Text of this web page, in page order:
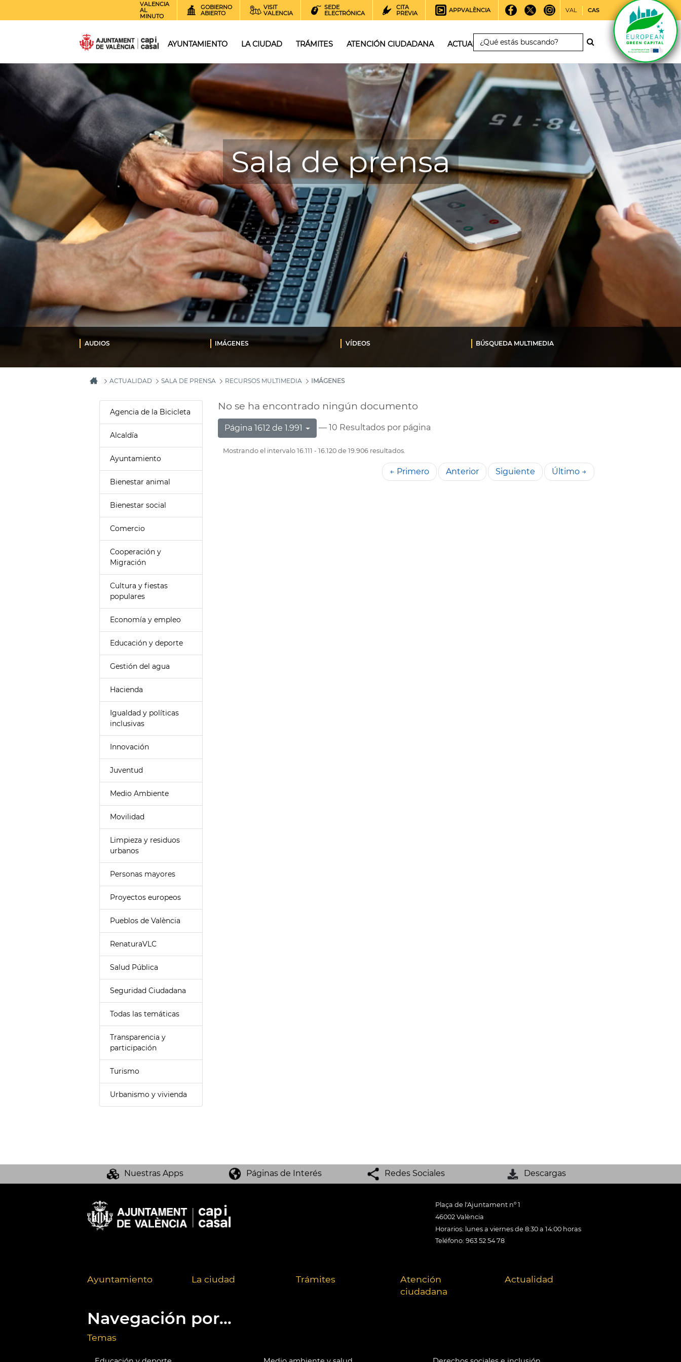
VALENCIA
AL
MINUTO
GOBIERNO
ABIERTO
VISIT
VALENCIA
SEDE
ELECTRÓNICA
CITA
PREVIA
APPVALÈNCIA VAL CAS
AYUNTAMIENTO LA CIUDAD TRÁMITES ATENCIÓN CIUDADANA ACTUALIDAD
Sala de prensa
AUDIOS IMÁGENES VÍDEOS BÚSQUEDA MULTIMEDIA
ACTUALIDAD SALA DE PRENSA RECURSOS MULTIMEDIA IMÁGENES
Agencia de la Bicicleta
Alcaldía
Ayuntamiento
Bienestar animal
Bienestar social
Comercio
Cooperación y
Migración
Cultura y fiestas
populares
Economía y empleo
Educación y deporte
Gestión del agua
Hacienda
Igualdad y políticas
inclusivas
Innovación
Juventud
Medio Ambiente
Movilidad
Limpieza y residuos
urbanos
Personas mayores
Proyectos europeos
Pueblos de València
RenaturaVLC
Salud Pública
Seguridad Ciudadana
Todas las temáticas
Transparencia y
participación
Turismo
Urbanismo y vivienda
No se ha encontrado ningún documento
Página 1612 de 1.991 — 10 Resultados por página
Mostrando el intervalo 16.111 - 16.120 de 19.906 resultados.
← Primero Anterior Siguiente Último →
Nuestras Apps Páginas de Interés Redes Sociales Descargas
Plaça de l'Ajuntament nº 1
46002 València
Horarios: lunes a viernes de 8:30 a 14:00 horas
Teléfono: 963 52 54 78
Ayuntamiento La ciudad Trámites
Atención
ciudadana
Actualidad
Navegación por...
Temas